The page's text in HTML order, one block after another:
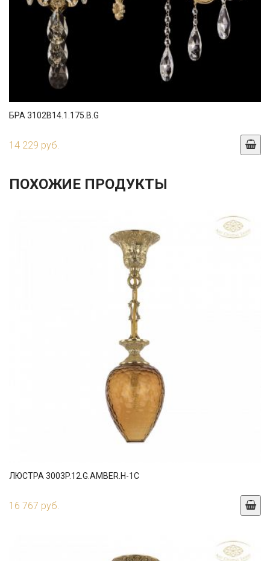
БРА 3102B14.1.175.B.G
14 229 руб.
ПОХОЖИЕ ПРОДУКТЫ
ЛЮСТРА 3003P.12.G.AMBER.H-1C
16 767 руб.